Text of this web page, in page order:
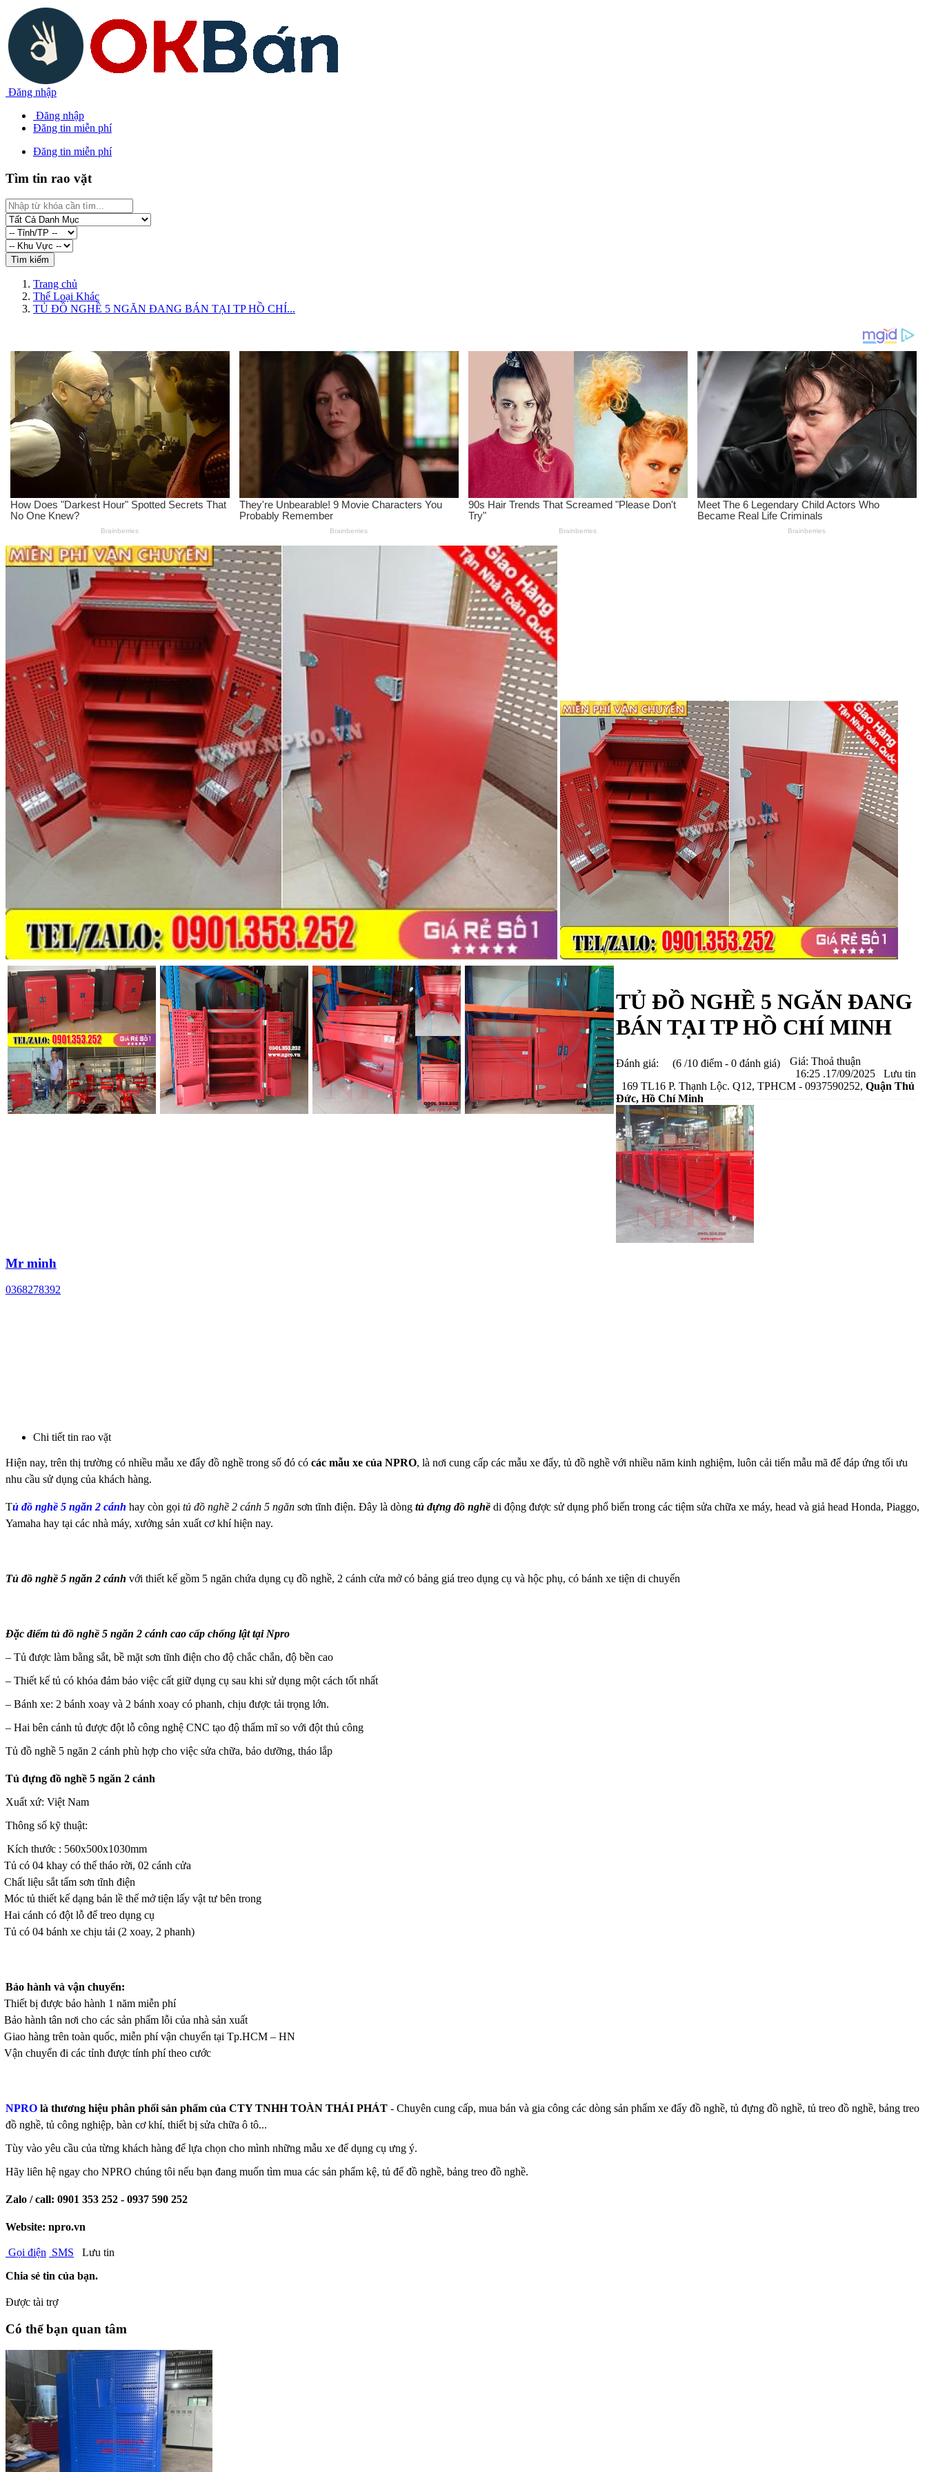
Đăng nhập
Đăng nhập
Đăng tin miễn phí
Đăng tin miễn phí
Tìm tin rao vặt
Trang chủ
Thể Loại Khác
TỦ ĐỒ NGHỀ 5 NGĂN ĐANG BÁN TẠI TP HỒ CHÍ...
TỦ ĐỒ NGHỀ 5 NGĂN ĐANG
BÁN TẠI TP HỒ CHÍ MINH
Đánh giá: (6 /10 điểm - 0 đánh giá) Giá: Thoả thuận
16:25 .17/09/2025
Lưu tin
169 TL16 P. Thạnh Lộc. Q12, TPHCM - 0937590252, Quận Thủ
Đức, Hồ Chí Minh
Mr minh
0368278392
Chi tiết tin rao vặt
Hiện nay, trên thị trường có nhiều mẫu xe đẩy đồ nghề trong số đó có các mẫu xe của NPRO, là nơi cung cấp các mẫu xe đẩy, tủ đồ nghề với nhiều năm kinh nghiệm, luôn cải tiến mẫu mã để đáp ứng tối ưu
nhu cầu sử dụng của khách hàng.
Tủ đồ nghề 5 ngăn 2 cánh hay còn gọi tủ đồ nghề 2 cánh 5 ngăn sơn tĩnh điện. Đây là dòng tủ đựng đồ nghề di động được sử dụng phổ biến trong các tiệm sửa chữa xe máy, head và giả head Honda, Piaggo,
Yamaha hay tại các nhà máy, xưởng sản xuất cơ khí hiện nay.
Tủ đồ nghề 5 ngăn 2 cánh với thiết kế gồm 5 ngăn chứa dụng cụ đồ nghề, 2 cánh cửa mở có bảng giá treo dụng cụ và hộc phụ, có bánh xe tiện di chuyển
Đặc điểm tủ đồ nghề 5 ngăn 2 cánh cao cấp chống lật tại Npro
– Tủ được làm bằng sắt, bề mặt sơn tĩnh điện cho độ chắc chắn, độ bền cao
– Thiết kế tủ có khóa đảm bảo việc cất giữ dụng cụ sau khi sử dụng một cách tốt nhất
– Bánh xe: 2 bánh xoay và 2 bánh xoay có phanh, chịu được tải trọng lớn.
– Hai bên cánh tủ được đột lỗ công nghệ CNC tạo độ thẩm mĩ so với đột thủ công
Tủ đồ nghề 5 ngăn 2 cánh phù hợp cho việc sửa chữa, bảo dưỡng, tháo lắp
Tủ đựng đồ nghề 5 ngăn 2 cánh
Xuất xứ: Việt Nam
Thông số kỹ thuật:
Kích thước : 560x500x1030mm
Tủ có 04 khay có thể tháo rời, 02 cánh cửa
Chất liệu sắt tấm sơn tĩnh điện
Móc tủ thiết kế dạng bản lề thể mở tiện lấy vật tư bên trong
Hai cánh có đột lỗ để treo dụng cụ
Tủ có 04 bánh xe chịu tải (2 xoay, 2 phanh)
Bảo hành và vận chuyển:
Thiết bị được bảo hành 1 năm miễn phí
Bảo hành tân nơi cho các sản phẩm lỗi của nhà sản xuất
Giao hàng trên toàn quốc, miễn phí vận chuyển tại Tp.HCM – HN
Vận chuyển đi các tỉnh được tính phí theo cước
NPRO là thương hiệu phân phối sản phẩm của CTY TNHH TOÀN THÁI PHÁT - Chuyên cung cấp, mua bán và gia công các dòng sản phẩm xe đẩy đồ nghề, tủ đựng đồ nghề, tủ treo đồ nghề, bảng treo
đồ nghề, tủ công nghiệp, bàn cơ khí, thiết bị sửa chữa ô tô...
Tùy vào yêu cầu của từng khách hàng để lựa chọn cho mình những mẫu xe để dụng cụ ưng ý.
Hãy liên hệ ngay cho NPRO chúng tôi nếu bạn đang muốn tìm mua các sản phẩm kệ, tủ để đồ nghề, bảng treo đồ nghề.
Zalo / call: 0901 353 252 - 0937 590 252
Website: npro.vn
Gọi điện SMS
Lưu tin
Chia sẻ tin của bạn.
Được tài trợ
Có thể bạn quan tâm